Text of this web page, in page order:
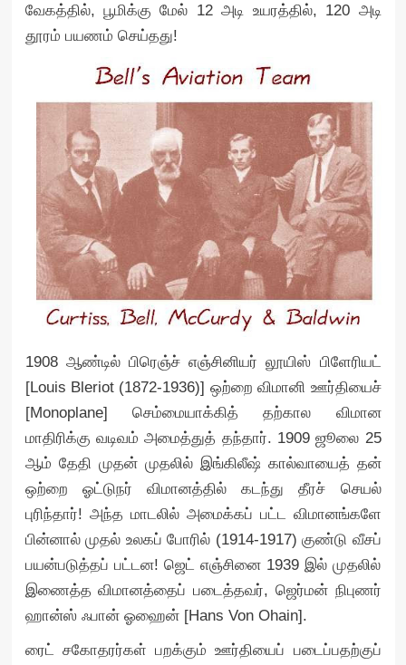
வேகத்தில், பூமிக்கு மேல் 12 அடி உயரத்தில், 120 அடி
தூரம் பயணம் செய்தது!
1908 ஆண்டில் பிரெஞ்ச் எஞ்சினியர் லூயிஸ் பிளேரியட்
[Louis Bleriot (1872-1936)] ஒற்றை விமானி ஊர்தியைச்
[Monoplane] செம்மையாக்கித் தற்கால விமான
மாதிரிக்கு வடிவம் அமைத்துத் தந்தார். 1909 ஜூலை 25
ஆம் தேதி முதன் முதலில் இங்கிலீஷ் கால்வாயைத் தன்
ஒற்றை ஓட்டுநர் விமானத்தில் கடந்து தீரச் செயல்
புரிந்தார்! அந்த மாடலில் அமைக்கப் பட்ட விமானங்களே
பின்னால் முதல் உலகப் போரில் (1914-1917) குண்டு வீசப்
பயன்படுத்தப் பட்டன! ஜெட் எஞ்சினை 1939 இல் முதலில்
இணைத்த விமானத்தைப் படைத்தவர், ஜெர்மன் நிபுணர்
ஹான்ஸ் ஃபான் ஓஹைன் [Hans Von Ohain].
ரைட் சகோதரர்கள் பறக்கும் ஊர்தியைப் படைப்பதற்குப்